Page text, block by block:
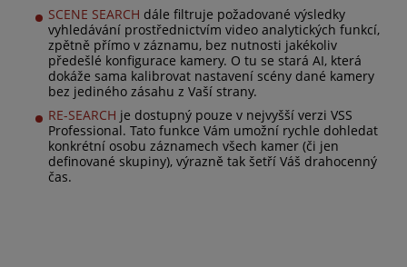
SCENE SEARCH dále filtruje požadované výsledky
vyhledávání prostřednictvím video analytických funkcí,
zpětně přímo v záznamu, bez nutnosti jakékoliv
předešlé konfigurace kamery. O tu se stará AI, která
dokáže sama kalibrovat nastavení scény dané kamery
bez jediného zásahu z Vaší strany.
RE-SEARCH je dostupný pouze v nejvyšší verzi VSS
Professional. Tato funkce Vám umožní rychle dohledat
konkrétní osobu záznamech všech kamer (či jen
definované skupiny), výrazně tak šetří Váš drahocenný
čas.